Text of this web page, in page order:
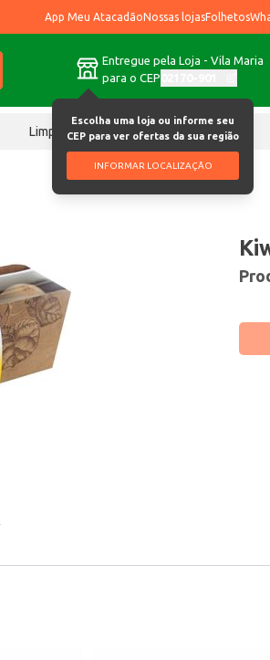
App Meu AtacadãoNossas lojasFolhetos
Entregue pela Loja - Vila Maria
para o CEP
Escolha uma loja ou informe seu
CEP para ver ofertas da sua região
INFORMAR LOCALIZAÇÃO
Limpeza Chocolates